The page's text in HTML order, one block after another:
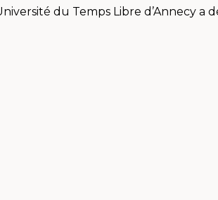
du Temps Libre d’Annecy a